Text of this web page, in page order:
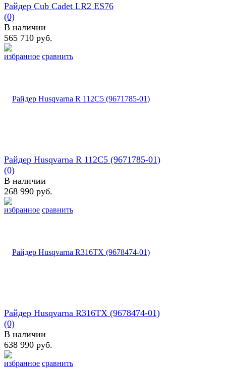
избранное сравнить
Райдер Cub Cadet LR2 ES76
(0)
В наличии
565 710 руб.
избранное сравнить
Райдер Husqvarna R 112C5 (9671785-01)
(0)
В наличии
268 990 руб.
избранное сравнить
Райдер Husqvarna R316TX (9678474-01)
(0)
В наличии
638 990 руб.